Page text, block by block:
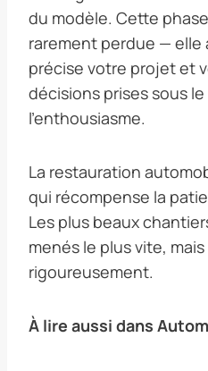
du modèle. Cette
rarement perdue —
précise votre projet et
décisions prises sous
l’enthousiasme.
La restauration
qui récompense la
Les plus beaux
menés le plus vite,
rigoureusement.
À lire aussi dans